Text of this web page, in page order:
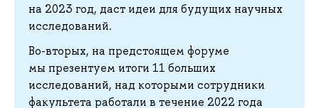
на 2023 год, даст идеи для будущих научных
исследований.
Во-вторых, на предстоящем форуме
мы презентуем итоги 11 больших
исследований, над которыми сотрудники
факультета работали в течение 2022 года